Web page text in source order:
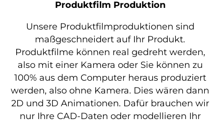
Produktfilm Produktion
Unsere Produktfilmproduktionen sind
maßgeschneidert auf Ihr Produkt.
Produktfilme können real gedreht werden,
also mit einer Kamera oder Sie können zu
100% aus dem Computer heraus produziert
werden, also ohne Kamera. Dies wären dann
2D und 3D Animationen. Dafür brauchen wir
nur Ihre CAD-Daten oder modellieren Ihr